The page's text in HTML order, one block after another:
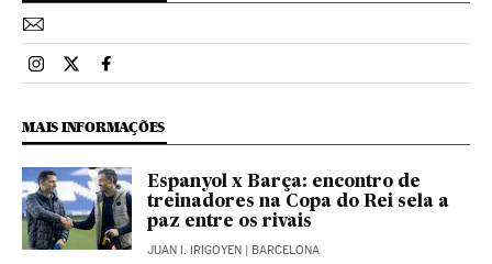
Esportes El País Brasil en Instagram
Esportes El País Brasil en Twitter
Esportes El País Brasil en Facebook
MAIS INFORMAÇÕES
Espanyol x Barça: encontro de
treinadores na Copa do Rei sela a
paz entre os rivais
JUAN I. IRIGOYEN | BARCELONA